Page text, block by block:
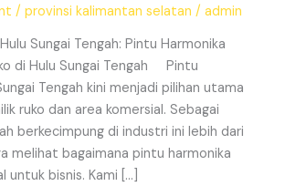
/provinsi kalimantan selatan /admin
Sungai Tengah: Pintu Harmonika
di Hulu Sungai Tengah Pintu
Tengah kini menjadi pilihan utama
ruko dan area komersial. Sebagai
berkecimpung di industri ini lebih dari
melihat bagaimana pintu harmonika
untuk bisnis. Kami […]